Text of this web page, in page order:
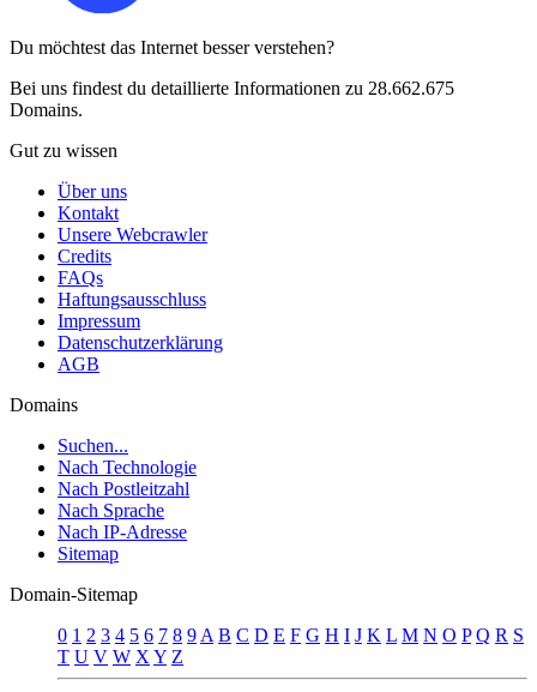
Du möchtest das Internet besser verstehen?
Bei uns findest du detaillierte Informationen zu 28.662.675
Domains.
Gut zu wissen
Über uns
Kontakt
Unsere Webcrawler
Credits
FAQs
Haftungsausschluss
Impressum
Datenschutzerklärung
AGB
Domains
Suchen...
Nach Technologie
Nach Postleitzahl
Nach Sprache
Nach IP-Adresse
Sitemap
Domain-Sitemap
0 1 2 3 4 5 6 7 8 9 A B C D E F G H I J K L M N O P Q R S
T U V W X Y Z